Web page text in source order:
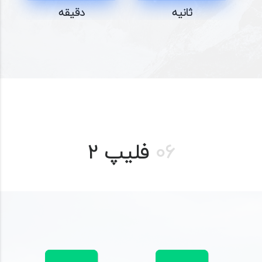
دقیقه ثانیه
06 فلیپ 2